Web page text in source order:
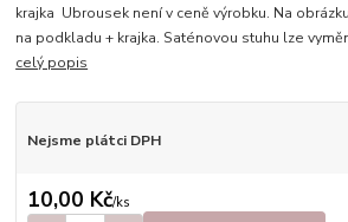
krajka Ubrousek není v ceně výrobku. Na
na podkladu + krajka. Saténovou stuhu lze
celý popis
Nejsme plátci DPH
10,00 Kč/ks